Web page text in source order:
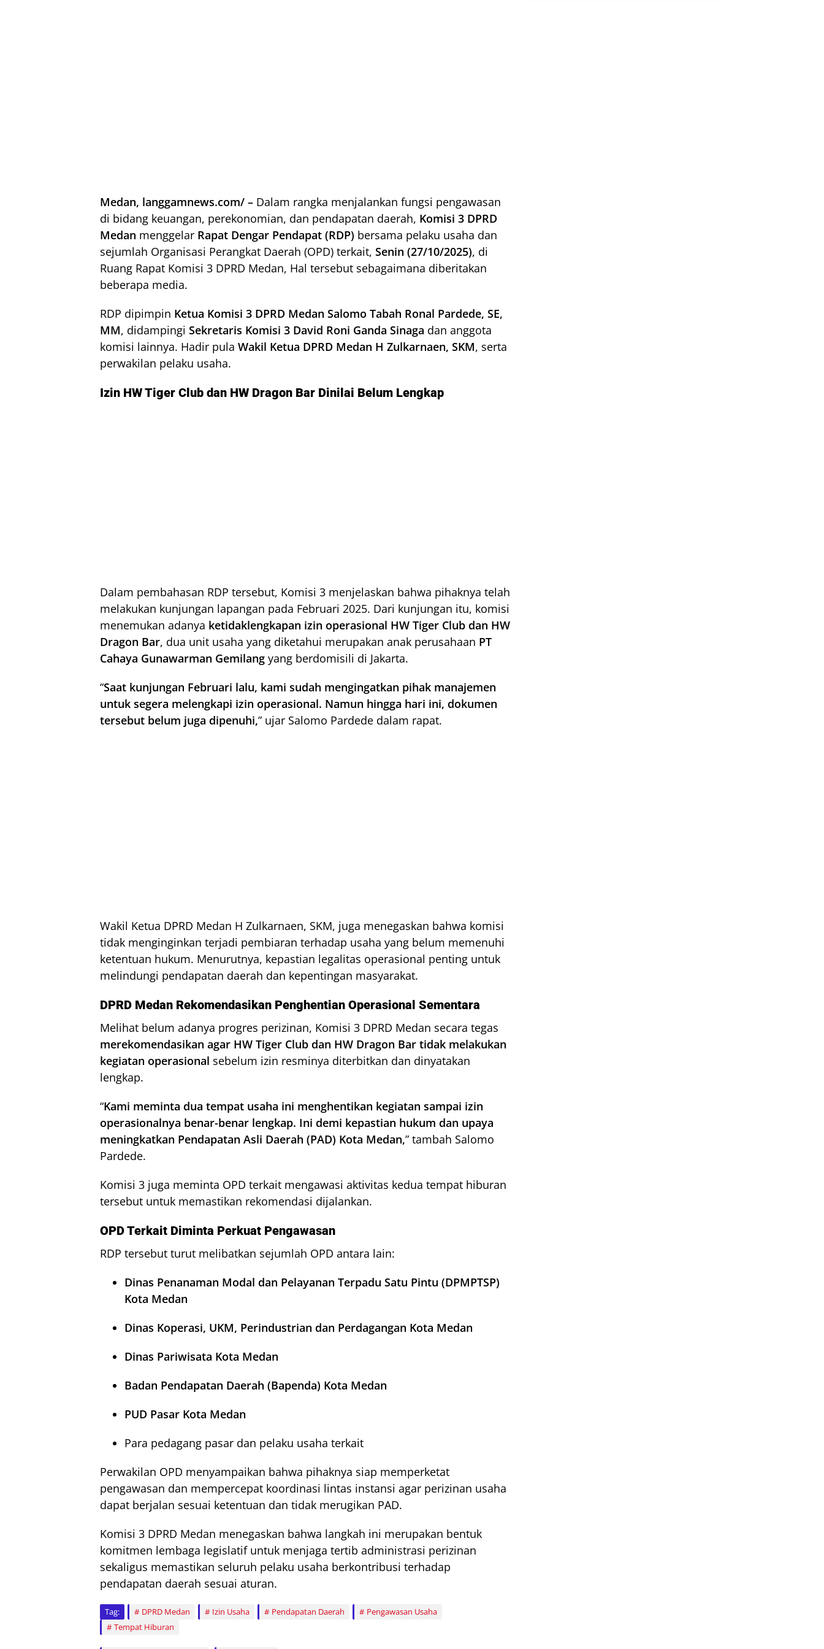
Medan, langgamnews.com/ – Dalam rangka menjalankan fungsi pengawasan
di bidang keuangan, perekonomian, dan pendapatan daerah, Komisi 3 DPRD
Medan menggelar Rapat Dengar Pendapat (RDP) bersama pelaku usaha dan
sejumlah Organisasi Perangkat Daerah (OPD) terkait, Senin (27/10/2025), di
Ruang Rapat Komisi 3 DPRD Medan, Hal tersebut sebagaimana diberitakan
beberapa media.
RDP dipimpin Ketua Komisi 3 DPRD Medan Salomo Tabah Ronal Pardede, SE,
MM, didampingi Sekretaris Komisi 3 David Roni Ganda Sinaga dan anggota
komisi lainnya. Hadir pula Wakil Ketua DPRD Medan H Zulkarnaen, SKM, serta
perwakilan pelaku usaha.
Izin HW Tiger Club dan HW Dragon Bar Dinilai Belum Lengkap
Dalam pembahasan RDP tersebut, Komisi 3 menjelaskan bahwa pihaknya telah
melakukan kunjungan lapangan pada Februari 2025. Dari kunjungan itu, komisi
menemukan adanya ketidaklengkapan izin operasional HW Tiger Club dan HW
Dragon Bar, dua unit usaha yang diketahui merupakan anak perusahaan PT
Cahaya Gunawarman Gemilang yang berdomisili di Jakarta.
“Saat kunjungan Februari lalu, kami sudah mengingatkan pihak manajemen
untuk segera melengkapi izin operasional. Namun hingga hari ini, dokumen
tersebut belum juga dipenuhi,” ujar Salomo Pardede dalam rapat.
Wakil Ketua DPRD Medan H Zulkarnaen, SKM, juga menegaskan bahwa komisi
tidak menginginkan terjadi pembiaran terhadap usaha yang belum memenuhi
ketentuan hukum. Menurutnya, kepastian legalitas operasional penting untuk
melindungi pendapatan daerah dan kepentingan masyarakat.
DPRD Medan Rekomendasikan Penghentian Operasional Sementara
Melihat belum adanya progres perizinan, Komisi 3 DPRD Medan secara tegas
merekomendasikan agar HW Tiger Club dan HW Dragon Bar tidak melakukan
kegiatan operasional sebelum izin resminya diterbitkan dan dinyatakan
lengkap.
“Kami meminta dua tempat usaha ini menghentikan kegiatan sampai izin
operasionalnya benar-benar lengkap. Ini demi kepastian hukum dan upaya
meningkatkan Pendapatan Asli Daerah (PAD) Kota Medan,” tambah Salomo
Pardede.
Komisi 3 juga meminta OPD terkait mengawasi aktivitas kedua tempat hiburan
tersebut untuk memastikan rekomendasi dijalankan.
OPD Terkait Diminta Perkuat Pengawasan
RDP tersebut turut melibatkan sejumlah OPD antara lain:
Dinas Penanaman Modal dan Pelayanan Terpadu Satu Pintu (DPMPTSP)
Kota Medan
Dinas Koperasi, UKM, Perindustrian dan Perdagangan Kota Medan
Dinas Pariwisata Kota Medan
Badan Pendapatan Daerah (Bapenda) Kota Medan
PUD Pasar Kota Medan
Para pedagang pasar dan pelaku usaha terkait
Perwakilan OPD menyampaikan bahwa pihaknya siap memperketat
pengawasan dan mempercepat koordinasi lintas instansi agar perizinan usaha
dapat berjalan sesuai ketentuan dan tidak merugikan PAD.
Komisi 3 DPRD Medan menegaskan bahwa langkah ini merupakan bentuk
komitmen lembaga legislatif untuk menjaga tertib administrasi perizinan
sekaligus memastikan seluruh pelaku usaha berkontribusi terhadap
pendapatan daerah sesuai aturan.
Tag: DPRD Medan Izin Usaha Pendapatan Daerah
Pengawasan Usaha
Tempat Hiburan